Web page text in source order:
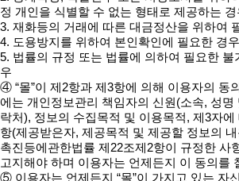
정 개인을 식별할 수 없는 형태로 제공하는 경
3. 재화등의 거래에 따른 대금정산을 위하여
4. 도용방지를 위하여 본인확인에 필요한 경우
5. 법률의 규정 또는 법률에 의하여 필요한 불
우
④ “몰”이 제2항과 제3항에 의해 이용자의 동
에는 개인정보관리 책임자의 신원(소속, 성명
락처), 정보의 수집목적 및 이용목적, 제3자
항(제공받은자, 제공목적 및 제공할 정보의
촉진등에관한법률 제22조제2항이 규정한 사
고지해야 하며 이용자는 언제든지 이 동의를
⑤ 이용자는 언제든지 “몰”이 가지고 있는 자